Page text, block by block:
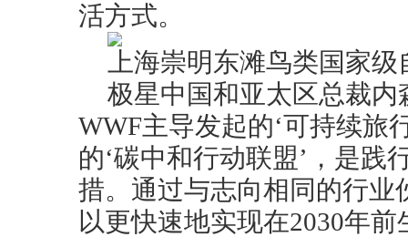
活方式。
上海崇明东滩鸟类国家
极星中国和亚太区总裁内
WWF主导发起的‘可持续旅
的‘碳中和行动联盟’，是践
措。通过与志向相同的行
以更快速地实现在2030年